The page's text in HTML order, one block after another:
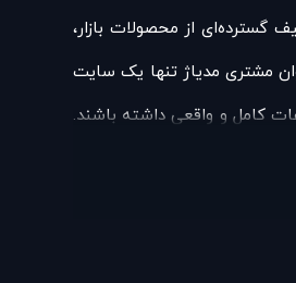
گسترده‌ای از محصولات بازار،
مشتری مدیاژ تنها یک سایت
کامل و واقعی داشته باشند.
بازار، توانایی خرید داشته